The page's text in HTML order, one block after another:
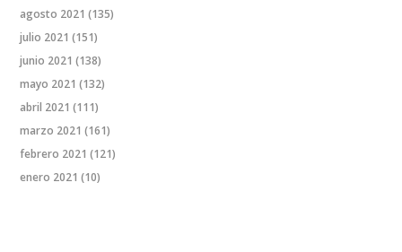
agosto 2021 (135)
julio 2021 (151)
junio 2021 (138)
mayo 2021 (132)
abril 2021 (111)
marzo 2021 (161)
febrero 2021 (121)
enero 2021 (10)